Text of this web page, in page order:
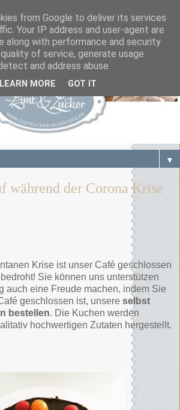
▼
während der Corona Krise
Krise ist unser Café geschlossen
Sie können uns unterstützen
auch eine Freude machen, indem Sie
geschlossen ist, unsere selbst
bestellen. Die Kuchen werden
hochwertigen Zutaten hergestellt.
from Google to deliver its services
Your IP address and user-agent are
along with performance and security
of service, generate usage
and address abuse.
LEARN MORE GOT IT